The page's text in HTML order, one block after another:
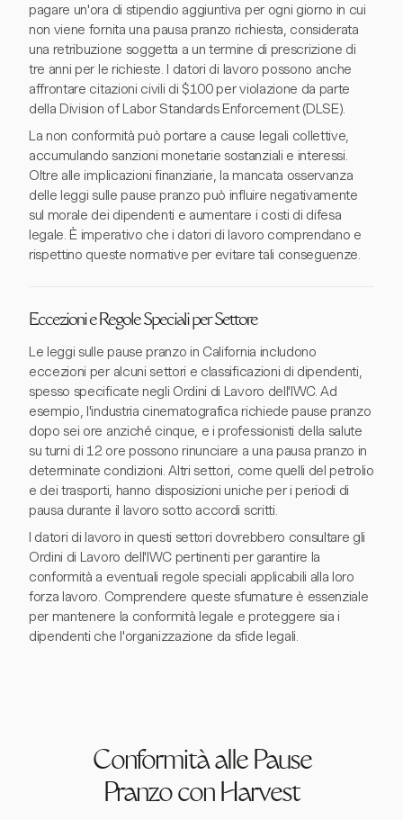
pagare un'ora di stipendio aggiuntiva per ogni giorno in cui
non viene fornita una pausa pranzo richiesta, considerata
una retribuzione soggetta a un termine di prescrizione di
tre anni per le richieste. I datori di lavoro possono anche
affrontare citazioni civili di $100 per violazione da parte
della Division of Labor Standards Enforcement (DLSE).
La non conformità può portare a cause legali collettive,
accumulando sanzioni monetarie sostanziali e interessi.
Oltre alle implicazioni finanziarie, la mancata osservanza
delle leggi sulle pause pranzo può influire negativamente
sul morale dei dipendenti e aumentare i costi di difesa
legale. È imperativo che i datori di lavoro comprendano e
rispettino queste normative per evitare tali conseguenze.
Eccezioni e Regole Speciali per Settore
Le leggi sulle pause pranzo in California includono
eccezioni per alcuni settori e classificazioni di dipendenti,
spesso specificate negli Ordini di Lavoro dell'IWC. Ad
esempio, l'industria cinematografica richiede pause pranzo
dopo sei ore anziché cinque, e i professionisti della salute
su turni di 12 ore possono rinunciare a una pausa pranzo in
determinate condizioni. Altri settori, come quelli del petrolio
e dei trasporti, hanno disposizioni uniche per i periodi di
pausa durante il lavoro sotto accordi scritti.
I datori di lavoro in questi settori dovrebbero consultare gli
Ordini di Lavoro dell'IWC pertinenti per garantire la
conformità a eventuali regole speciali applicabili alla loro
forza lavoro. Comprendere queste sfumature è essenziale
per mantenere la conformità legale e proteggere sia i
dipendenti che l'organizzazione da sfide legali.
Conformità alle Pause
Pranzo con Harvest